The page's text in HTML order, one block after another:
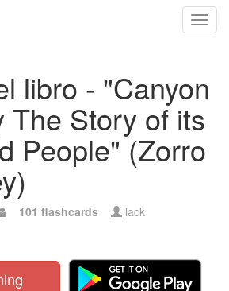
libro - "Canyon
The Story of its
People" (Zorro
101 flashcards lack